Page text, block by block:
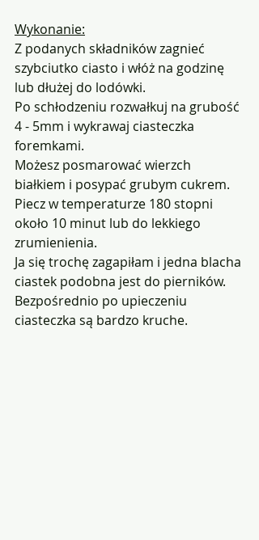
Wykonanie:
Z podanych składników zagnieć
szybciutko ciasto i włóż na godzinę
lub dłużej do lodówki.
Po schłodzeniu rozwałkuj na grubość
4 - 5mm i wykrawaj ciasteczka
foremkami.
Możesz posmarować wierzch
białkiem i posypać grubym cukrem.
Piecz w temperaturze 180 stopni
około 10 minut lub do lekkiego
zrumienienia.
Ja się trochę zagapiłam i jedna blacha
ciastek podobna jest do pierników.
Bezpośrednio po upieczeniu
ciasteczka są bardzo kruche.